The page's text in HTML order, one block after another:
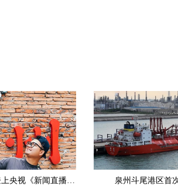
泉州文创从业者登上央视《新闻直播间》 用最日常的物件 承载最深的乡愁 泉州斗尾港区首